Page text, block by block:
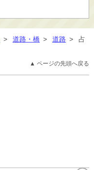
> 道路・橋 > 道路 >
占
▲ ページの先頭へ戻る